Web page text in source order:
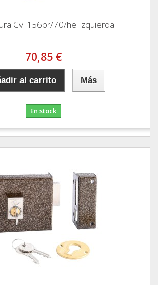
Cvl 156br/70/he Izquierda
70,85 €
al carrito Más
En stock